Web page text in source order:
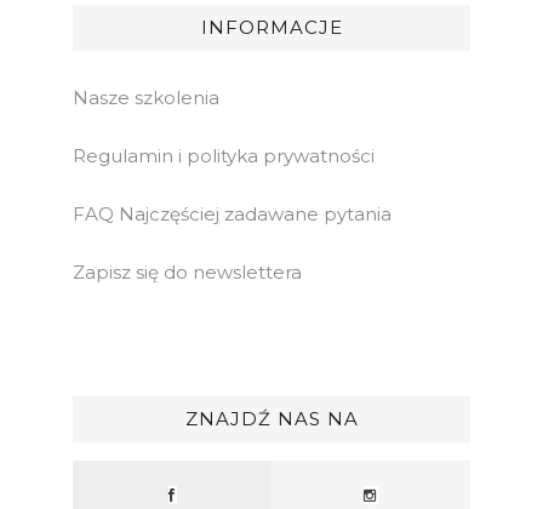
INFORMACJE
Nasze szkolenia
Regulamin i polityka prywatności
FAQ Najczęściej zadawane pytania
Zapisz się do newslettera
ZNAJDŹ NAS NA